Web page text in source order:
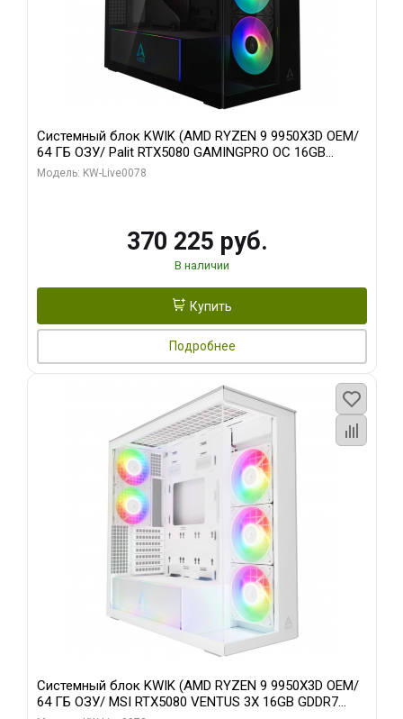
Системный блок KWIK (AMD RYZEN 9 9950X3D OEM/
64 ГБ ОЗУ/ Palit RTX5080 GAMINGPRO OC 16GB
GDDR7 256bit 3xDP HD/ 1 ТБ SSD)
Модель: KW-Live0078
370 225 руб.
В наличии
Купить
Подробнее
Системный блок KWIK (AMD RYZEN 9 9950X3D OEM/
64 ГБ ОЗУ/ MSI RTX5080 VENTUS 3X 16GB GDDR7